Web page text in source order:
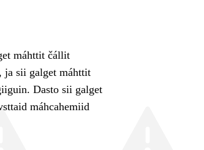
máhttit čállit
ja sii galget máhttit
Dasto sii galget
máhcahemiid